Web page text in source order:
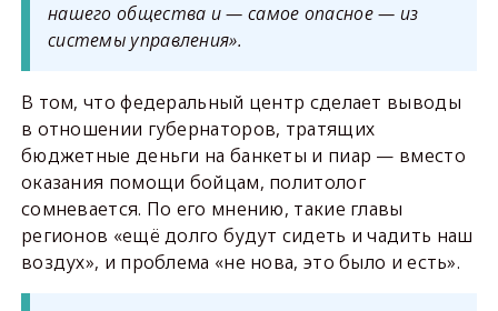
нашего общества и — самое опасное — из
системы управления».
В том, что федеральный центр сделает выводы
в отношении губернаторов, тратящих
бюджетные деньги на банкеты и пиар — вместо
оказания помощи бойцам, политолог
сомневается. По его мнению, такие главы
регионов «ещё долго будут сидеть и чадить наш
воздух», и проблема «не нова, это было и есть».